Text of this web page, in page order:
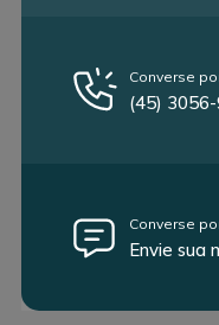
Converse
(45)
Converse
Envie sua